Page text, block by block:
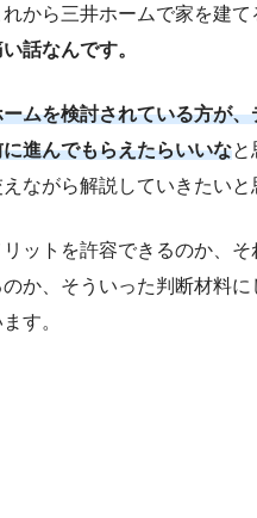
から三井ホームで家を建て
話なんです。
ムを検討されている方が、
進んでもらえたらいいなと
ながら解説していきたいと
ットを許容できるのか、そ
か、そういった判断材料に
す。